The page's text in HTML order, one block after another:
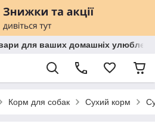
для ваших домашніх
Корм для собак Сухий корм